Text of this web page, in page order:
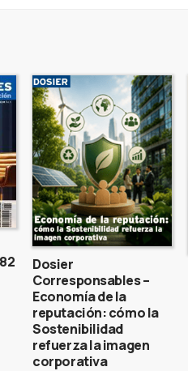
Dosier
Corresponsables –
Economía de la
reputación: cómo la
Sostenibilidad
refuerza la imagen
corporativa